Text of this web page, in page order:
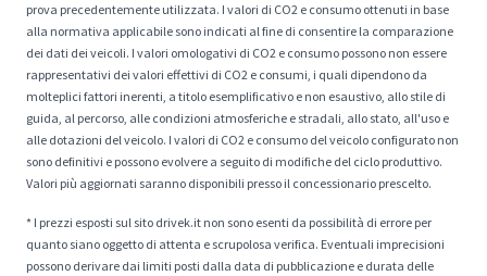
prova precedentemente utilizzata. I valori di CO2 e consumo ottenuti in base
alla normativa applicabile sono indicati al fine di consentire la comparazione
dei dati dei veicoli. I valori omologativi di CO2 e consumo possono non essere
rappresentativi dei valori effettivi di CO2 e consumi, i quali dipendono da
molteplici fattori inerenti, a titolo esemplificativo e non esaustivo, allo stile di
guida, al percorso, alle condizioni atmosferiche e stradali, allo stato, all'uso e
alle dotazioni del veicolo. I valori di CO2 e consumo del veicolo configurato non
sono definitivi e possono evolvere a seguito di modifiche del ciclo produttivo.
Valori più aggiornati saranno disponibili presso il concessionario prescelto.
* I prezzi esposti sul sito drivek.it non sono esenti da possibilità di errore per
quanto siano oggetto di attenta e scrupolosa verifica. Eventuali imprecisioni
possono derivare dai limiti posti dalla data di pubblicazione e durata delle